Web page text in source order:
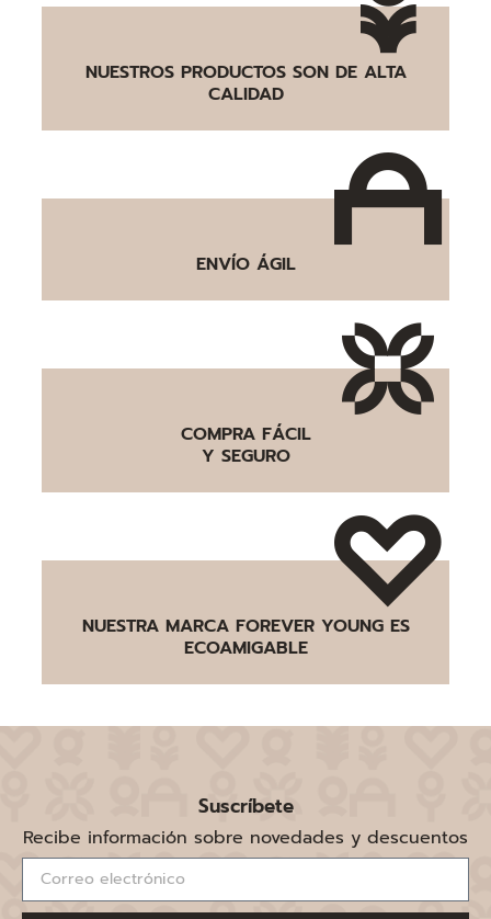
NUESTROS PRODUCTOS SON DE ALTA
CALIDAD
ENVÍO ÁGIL
COMPRA FÁCIL
Y SEGURO
NUESTRA MARCA FOREVER YOUNG ES
ECOAMIGABLE
Suscríbete
Recibe información sobre novedades y descuentos